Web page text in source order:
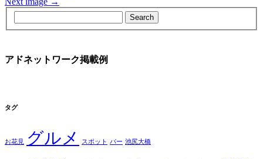
アドネットワーク掲載例
タグ
お花見 グルメ スポット バー 池尻大橋